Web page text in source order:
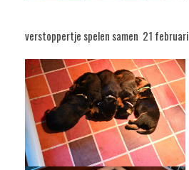
verstoppertje spelen samen 21 februari